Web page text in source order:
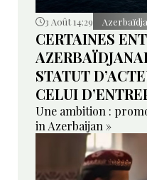
3 Août 14:29
CERTAINES
STATUT
CELUI
Une ambition :
in Azerbaijan »